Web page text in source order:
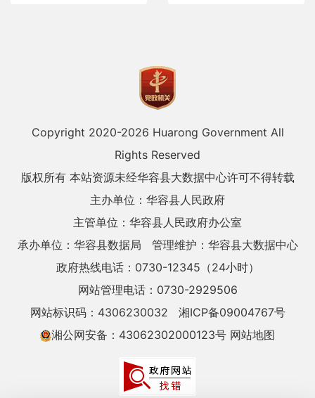
Copyright 2020-2026 Huarong Government All
Rights Reserved
版权所有 本站资源未经华容县大数据中心许可不得转载
主办单位：华容县人民政府
主管单位：华容县人民政府办公室
承办单位：华容县数据局
管理维护：华容县大数据中心
政府热线电话：0730-12345（24小时）
网站管理电话：0730-2929506
网站标识码：4306230032
湘ICP备09004767号
湘公网安备：43062302000123号 网站地图